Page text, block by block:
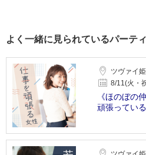
よく一緒に見られているパーテ
ツヴァイ
8/11(火・
《ほのぼの
頑張ってい